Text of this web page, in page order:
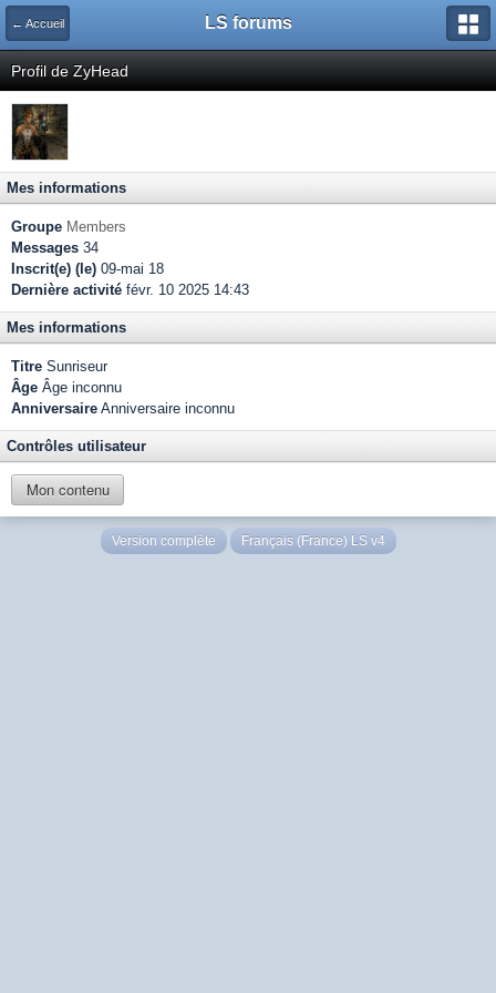
← Accueil LS forums
Profil de ZyHead
Mes informations
Groupe Members
Messages 34
Inscrit(e) (le) 09-mai 18
Dernière activité févr. 10 2025 14:43
Mes informations
Titre Sunriseur
Âge Âge inconnu
Anniversaire Anniversaire inconnu
Contrôles utilisateur
Mon contenu
Version complète Français (France) LS v4